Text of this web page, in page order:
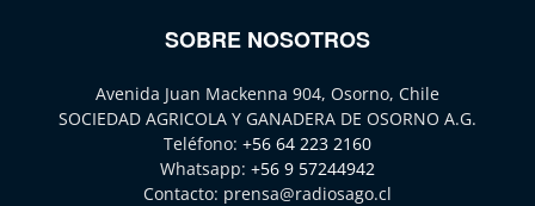
SOBRE NOSOTROS
Avenida Juan Mackenna 904, Osorno, Chile
SOCIEDAD AGRICOLA Y GANADERA DE OSORNO A.G.
Teléfono: +56 64 223 2160
Whatsapp: +56 9 57244942
Contacto: prensa@radiosago.cl